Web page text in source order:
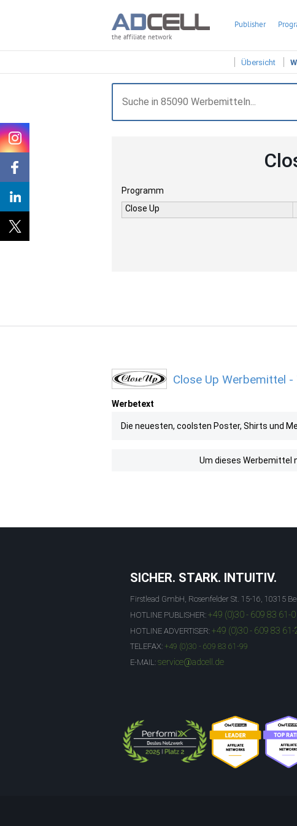
the affiliate network
Publisher
Übersicht
Programm
Close Up
Close Up Werbemittel
Werbetext
Die neuesten, coolsten Poster, Shirts und
Um dieses Werbemittel
SICHER. STARK. INTUITIV.
Firstlead GmbH, Rosenfelder St. 15-16, 10315
HOTLINE PUBLISHER: +49 (0)30 - 609 83 61-0
HOTLINE ADVERTISER: +49 (0)30 - 609 83 61-
TELEFAX: +49 (0)30 - 609 83 61-99
E-MAIL: service@adcell.de